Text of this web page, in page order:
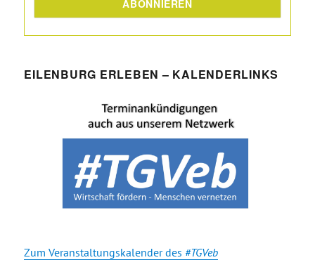
EILENBURG ERLEBEN – KALENDERLINKS
Zum Veranstaltungskalender des #TGVeb